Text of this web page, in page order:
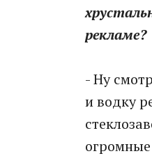
рекламе?
- Ну
и водку